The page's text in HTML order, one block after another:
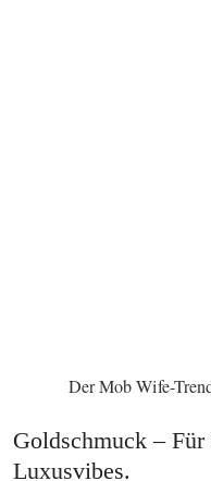
Der Mob Wife-
Goldschmuck –
Luxusvibes.